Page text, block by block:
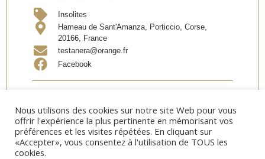
Insolites
Hameau de Sant'Amanza, Porticcio, Corse,
20166, France
testanera@orange.fr
Facebook
Nous utilisons des cookies sur notre site Web pour vous
offrir l'expérience la plus pertinente en mémorisant vos
préférences et les visites répétées. En cliquant sur
«Accepter», vous consentez à l'utilisation de TOUS les
cookies.